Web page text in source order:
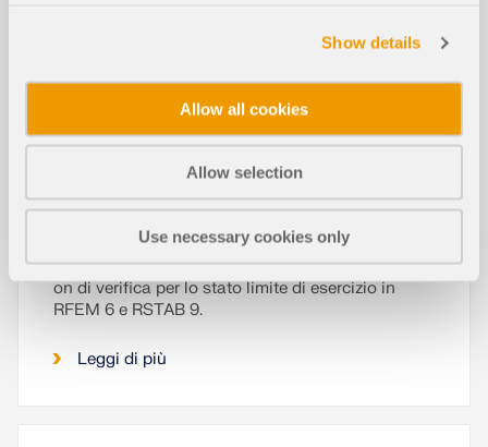
Show details
Allow all cookies
Allow selection
Use necessary cookies only
In questo articolo tecnico imparerai come funziona
l'ottimizzazione delle sezioni all'interno degli add-
on di verifica per lo stato limite di esercizio in
RFEM 6 e RSTAB 9.
Leggi di più